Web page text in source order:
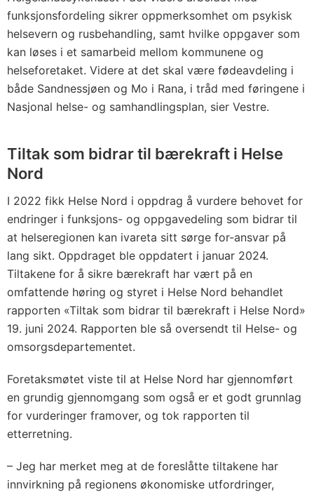
funksjonsfordeling sikrer oppmerksomhet om psykisk
helsevern og rusbehandling, samt hvilke oppgaver som
kan løses i et samarbeid mellom kommunene og
helseforetaket. Videre at det skal være fødeavdeling i
både Sandnessjøen og Mo i Rana, i tråd med føringene i
Nasjonal helse- og samhandlingsplan, sier Vestre.
Tiltak som bidrar til bærekraft i Helse
Nord
I 2022 fikk Helse Nord i oppdrag å vurdere behovet for
endringer i funksjons- og oppgavedeling som bidrar til
at helseregionen kan ivareta sitt sørge for-ansvar på
lang sikt. Oppdraget ble oppdatert i januar 2024.
Tiltakene for å sikre bærekraft har vært på en
omfattende høring og styret i Helse Nord behandlet
rapporten «Tiltak som bidrar til bærekraft i Helse Nord»
19. juni 2024. Rapporten ble så oversendt til Helse- og
omsorgsdepartementet.
Foretaksmøtet viste til at Helse Nord har gjennomført
en grundig gjennomgang som også er et godt grunnlag
for vurderinger framover, og tok rapporten til
etterretning.
– Jeg har merket meg at de foreslåtte tiltakene har
innvirkning på regionens økonomiske utfordringer,